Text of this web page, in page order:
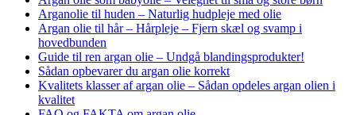
Arganolie til huden – Naturlig hudpleje med olie
Argan olie til hår – Hårpleje – Fjern skæl og svamp i
hovedbunden
Guide til ren argan olie – Undgå blandingsprodukter!
Sådan opbevarer du argan olie korrekt
Kvalitets klasser af argan olie – Sådan opdeles argan olien i
kvalitet